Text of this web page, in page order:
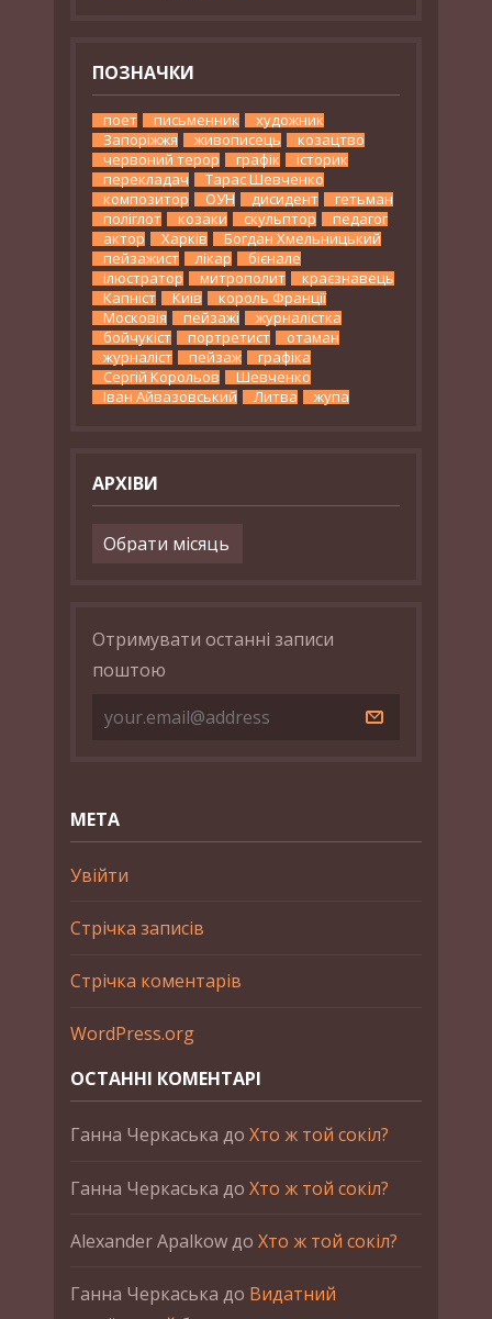
ПОЗНАЧКИ
поет письменник
художник
Запоріжжя
живописець
козацтво
червоний терор
графік
історик
перекладач
Тарас Шевченко
композитор
ОУН дисидент
гетьман
поліглот
козаки скульптор
педагог
актор
Харків
Богдан Хмельницький
пейзажист
лікар
бієнале
ілюстратор
митрополит
краєзнавець
Капніст
Київ
король Франції
Московія
пейзажі
журналістка
бойчукіст
портретист
отаман
журналіст
пейзаж
графіка
Сергій Корольов
Шевченко
Іван Айвазовський
Литва жупа
АРХІВИ
Архіви
Отримувати останні записи
поштою
МЕТА
Увійти
Стрічка записів
Стрічка коментарів
WordPress.org
ОСТАННІ КОМЕНТАРІ
Ганна Черкаська до Хто ж той сокіл?
Ганна Черкаська до Хто ж той сокіл?
Alexander Apalkowдо Хто ж той сокіл?
Ганна Черкаська до Видатний